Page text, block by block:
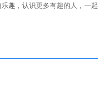
趣，认识更多有趣的人，一起